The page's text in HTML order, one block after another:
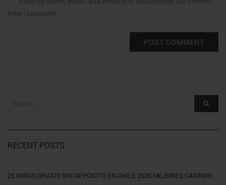
time I comment.
RECENT POSTS
25 GIROS GRATIS SIN DEPÓSITO EN CHILE 2026 MEJORES CASINOS